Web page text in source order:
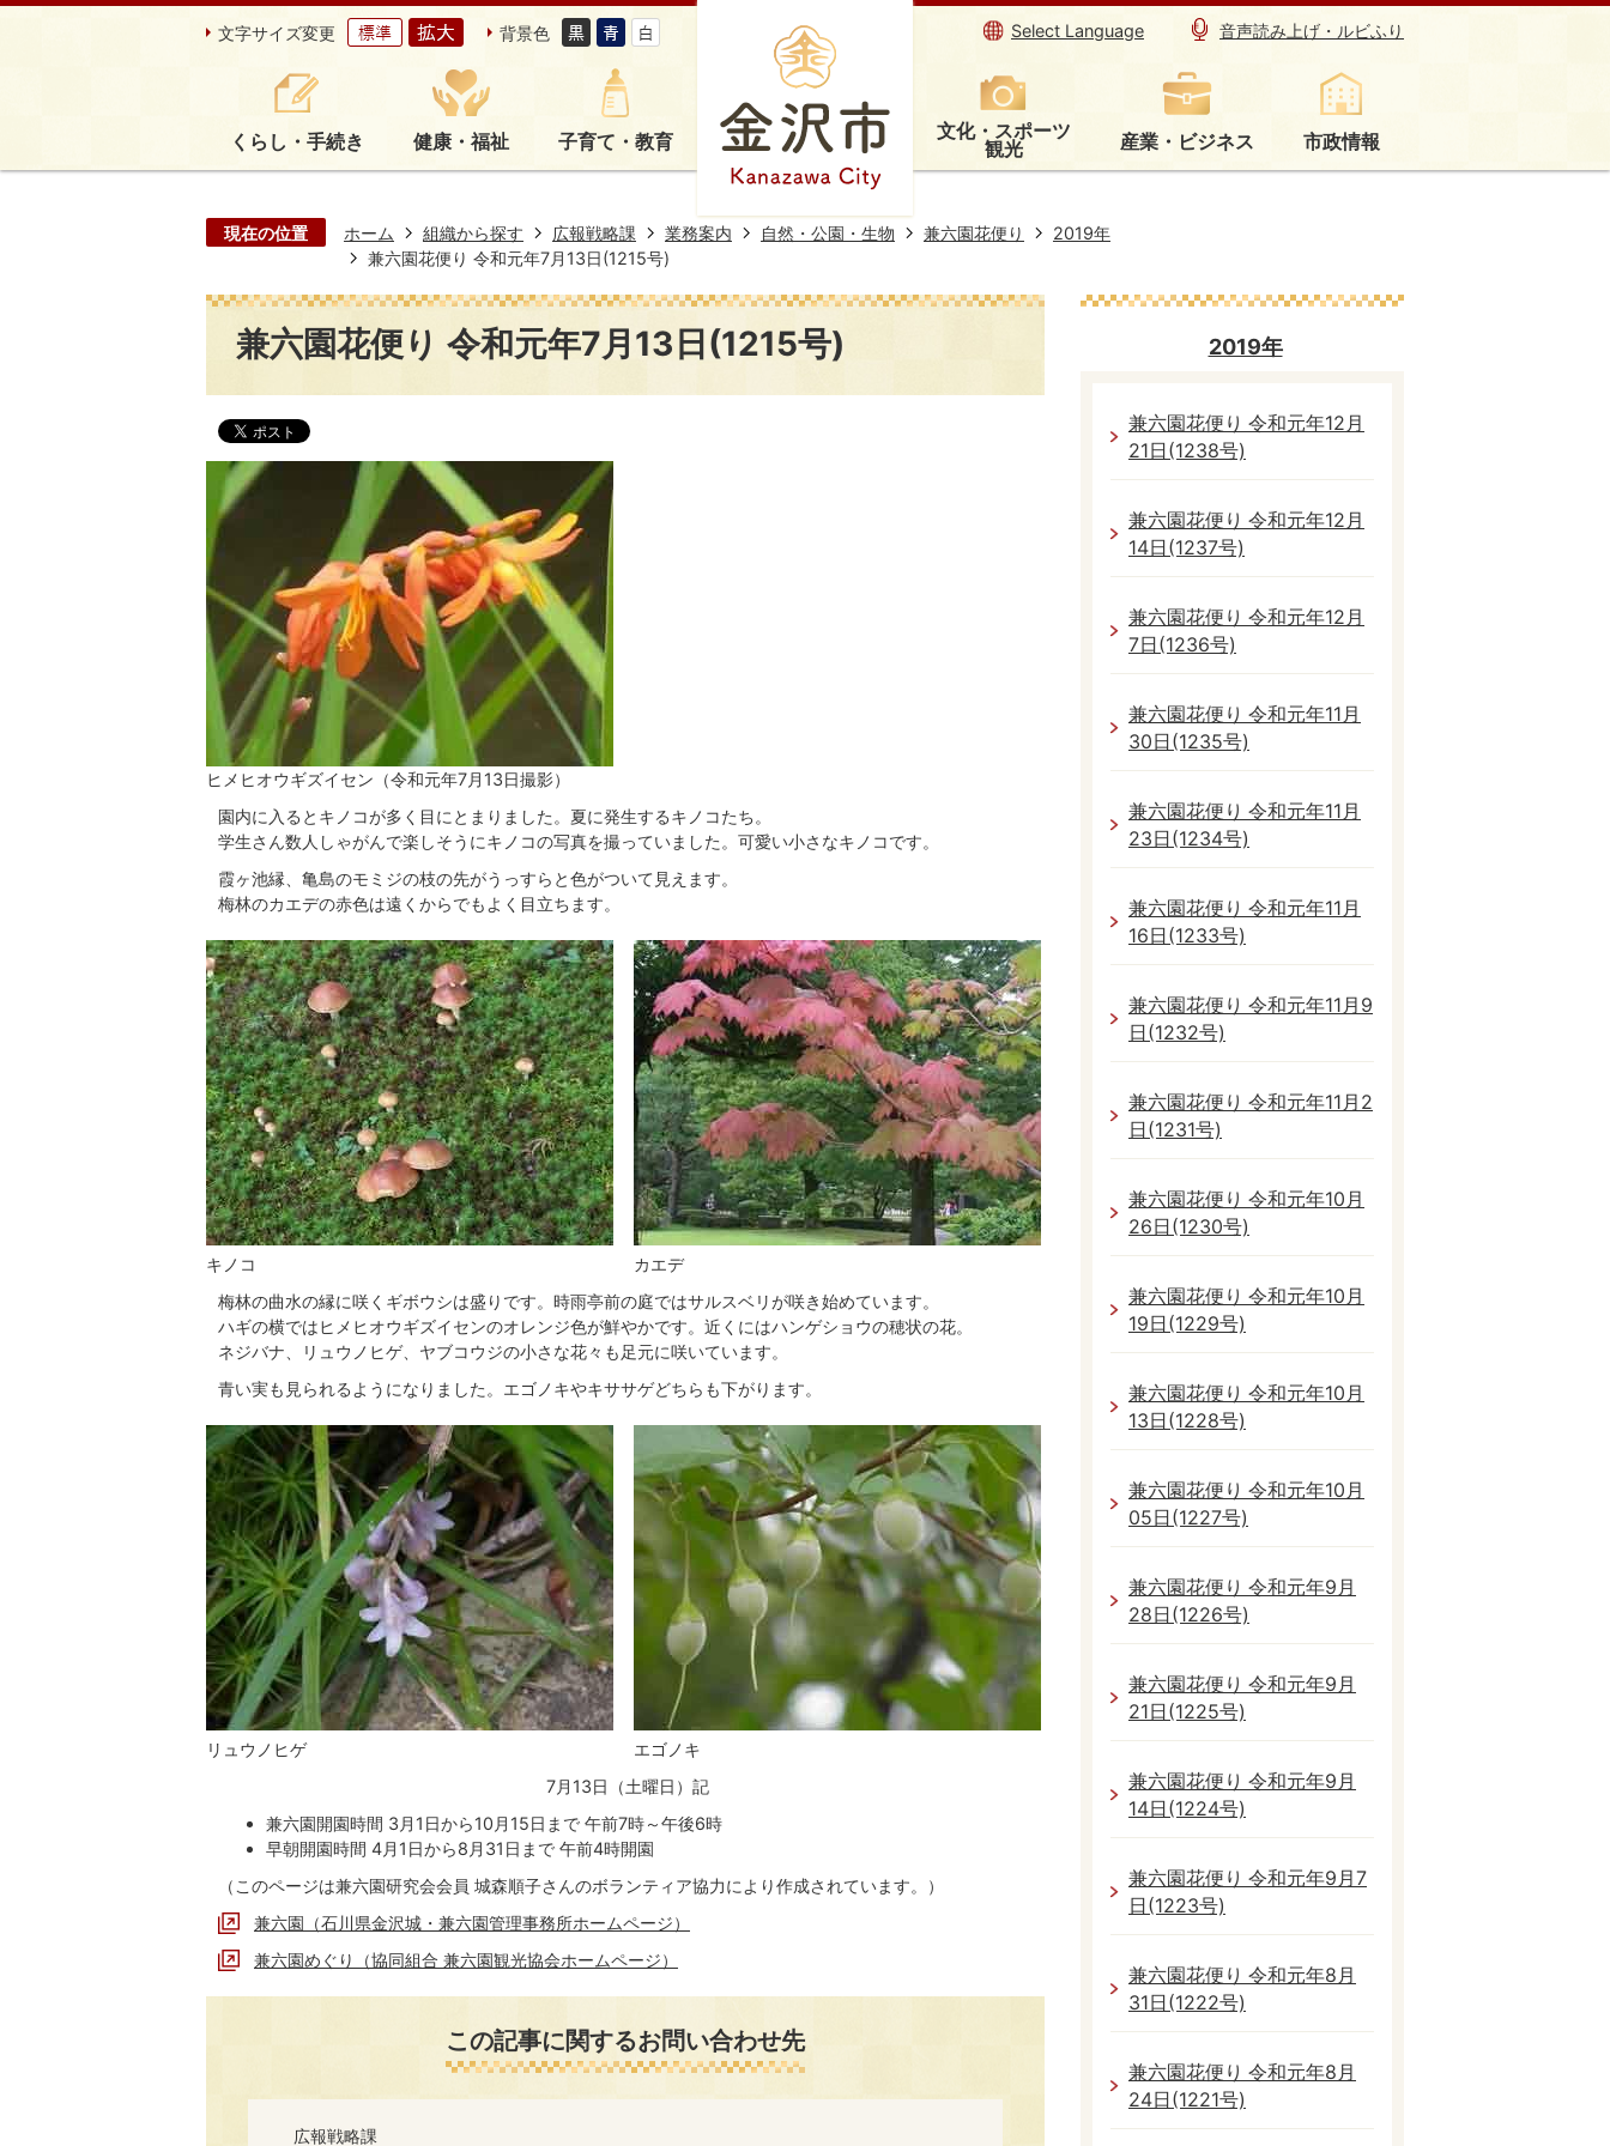
文字サイズ変更 背景色 Select Language 音声読み上げ・ルビふり
くらし・手続き 健康・福祉 子育て・教育 文化・スポーツ
観光 産業・ビジネス 市政情報
現在の位置 ホーム 組織から探す 広報戦略課 業務案内 自然・公園・生物 兼六園花便り
2019年
兼六園花便り 令和元年7月13日(1215号)
兼六園花便り 令和元年7月13日(1215号)
ヒメヒオウギズイセン（令和元年7月13日撮影）
園内に入るとキノコが多く目にとまりました。夏に発生するキノコたち。
学生さん数人しゃがんで楽しそうにキノコの写真を撮っていました。可愛い小さなキノコです。
霞ヶ池縁、亀島のモミジの枝の先がうっすらと色がついて見えます。
梅林のカエデの赤色は遠くからでもよく目立ちます。
キノコ
カエデ
梅林の曲水の縁に咲くギボウシは盛りです。時雨亭前の庭ではサルスベリが咲き始めています。
ハギの横ではヒメヒオウギズイセンのオレンジ色が鮮やかです。近くにはハンゲショウの穂状の花。
ネジバナ、リュウノヒゲ、ヤブコウジの小さな花々も足元に咲いています。
青い実も見られるようになりました。エゴノキやキササゲどちらも下がります。
リュウノヒゲ
エゴノキ
7月13日（土曜日）記
兼六園開園時間 3月1日から10月15日まで 午前7時～午後6時
早朝開園時間 4月1日から8月31日まで 午前4時開園
（このページは兼六園研究会会員 城森順子さんのボランティア協力により作成されています。）
兼六園（石川県金沢城・兼六園管理事務所ホームページ）
兼六園めぐり（協同組合 兼六園観光協会ホームページ）
この記事に関するお問い合わせ先
広報戦略課
2019年
兼六園花便り 令和元年12月
21日(1238号)
兼六園花便り 令和元年12月
14日(1237号)
兼六園花便り 令和元年12月
7日(1236号)
兼六園花便り 令和元年11月
30日(1235号)
兼六園花便り 令和元年11月
23日(1234号)
兼六園花便り 令和元年11月
16日(1233号)
兼六園花便り 令和元年11月9
日(1232号)
兼六園花便り 令和元年11月2
日(1231号)
兼六園花便り 令和元年10月
26日(1230号)
兼六園花便り 令和元年10月
19日(1229号)
兼六園花便り 令和元年10月
13日(1228号)
兼六園花便り 令和元年10月
05日(1227号)
兼六園花便り 令和元年9月
28日(1226号)
兼六園花便り 令和元年9月
21日(1225号)
兼六園花便り 令和元年9月
14日(1224号)
兼六園花便り 令和元年9月7
日(1223号)
兼六園花便り 令和元年8月
31日(1222号)
兼六園花便り 令和元年8月
24日(1221号)